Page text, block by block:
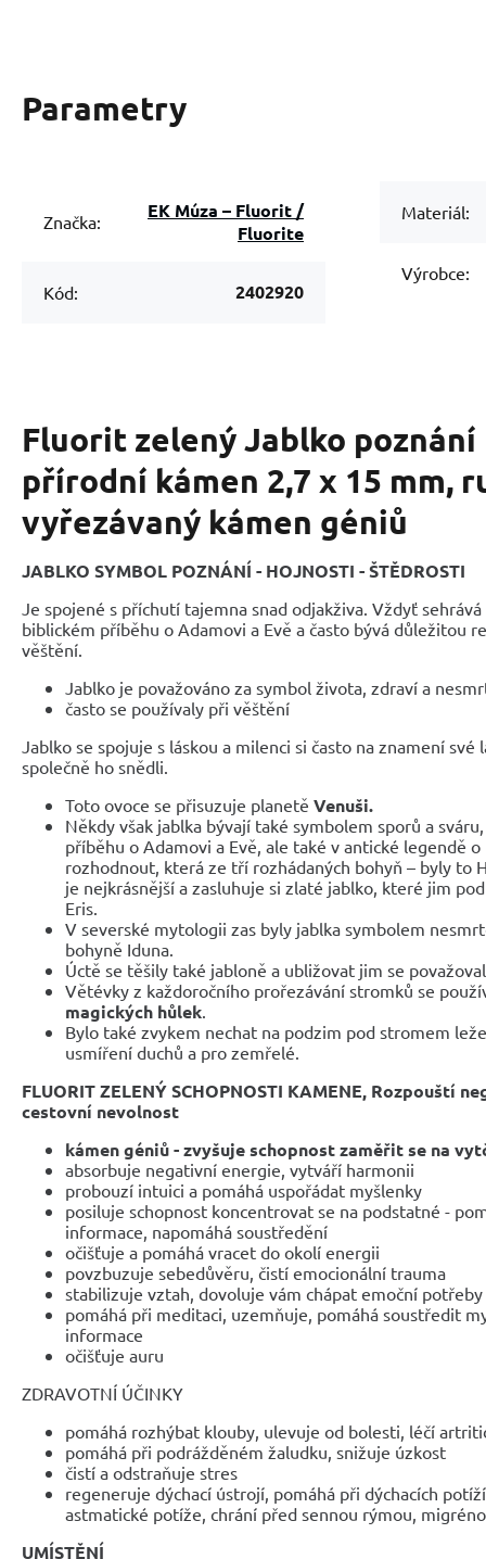
Parametry
Značka:
EK Múza – Fluorit /
Fluorite
Kód: 2402920
Materiál:
Výrobce:
Fluorit zelený Jablko
přírodní kámen 2,7 x 15 mm,
vyřezávaný kámen géniů
JABLKO SYMBOL POZNÁNÍ - HOJNOSTI - ŠTĚDROSTI
Je spojené s příchutí tajemna snad odjakživa. Vždyť
biblickém příběhu o Adamovi a Evě a často bývá důležitou
věštění.
Jablko je považováno za symbol života, zdraví a
často se používaly při věštění
Jablko se spojuje s láskou a milenci si často na znamení
společně ho snědli.
Toto ovoce se přisuzuje planetě Venuši.
Někdy však jablka bývají také symbolem sporů a
příběhu o Adamovi a Evě, ale také v antické legendě
rozhodnout, která ze tří rozhádaných bohyň – byly to
je nejkrásnější a zasluhuje si zlaté jablko, které jim
Eris.
V severské mytologii zas byly jablka symbolem
bohyně Iduna.
Úctě se těšily také jabloně a ubližovat jim se
Větévky z každoročního prořezávání stromků se
magických hůlek
Bylo také zvykem nechat na podzim pod stromem
usmíření duchů a pro zemřelé.
FLUORIT ZELENÝ SCHOPNOSTI KAMENE, Rozpouští
cestovní nevolnost
kámen géniů - zvyšuje schopnost zaměřit se na
absorbuje negativní energie, vytváří harmonii
probouzí intuici a pomáhá uspořádat myšlenky
posiluje schopnost koncentrovat se na podstatné -
informace, napomáhá soustředění
očišťuje a pomáhá vracet do okolí energii
povzbuzuje sebedůvěru, čistí emocionální trauma
stabilizuje vztah, dovoluje vám chápat emoční potřeby
pomáhá při meditaci, uzemňuje, pomáhá soustředit
informace
očišťuje auru
ZDRAVOTNÍ ÚČINKY
pomáhá rozhýbat klouby, ulevuje od bolesti, léčí
pomáhá při podrážděném žaludku, snižuje úzkost
čistí a odstraňuje stres
regeneruje dýchací ústrojí, pomáhá při dýchacích
astmatické potíže, chrání před sennou rýmou,
UMÍSTĚNÍ